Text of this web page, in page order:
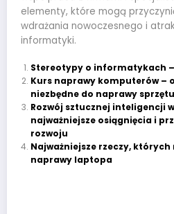
elementy, które mogą
wdrażania nowoczesnego i
informatyki.
Stereotypy o informatykach –
Kurs naprawy komputerów –
niezbędne do naprawy
Rozwój sztucznej inteligencji
najważniejsze osiągnięcia i
rozwoju
Najważniejsze rzeczy,
naprawy laptopa